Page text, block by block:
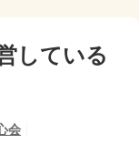
している
会